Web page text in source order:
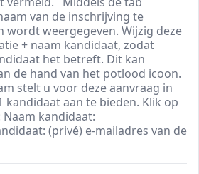
van de inschrijving te
wordt weergegeven. Wijzig deze
+ naam kandidaat, zodat
het betreft. Dit kan
de hand van het potlood icoon.
stelt u voor deze aanvraag in
kandidaat aan te bieden. Klik op
kandidaat:
(privé) e-mailadres van de